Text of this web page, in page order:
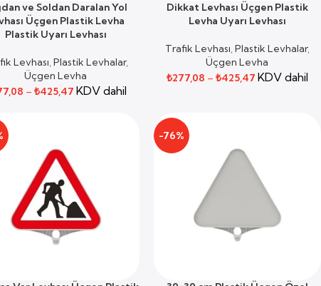
ve Soldan Daralan Yol
Üçgen Plastik Levha
Plastik Uyarı Levhası
Levhası,Plastik Levhalar,
Üçgen Levha
– ₺425,47 KDV dahil
SEÇENEKLER
Dikkat Levhası Üçgen Plastik
Levha Uyarı Levhası
Trafik Levhası,Plastik Levhalar,
Üçgen Levha
₺277,08 – ₺425,47 KDV dahil
-76%